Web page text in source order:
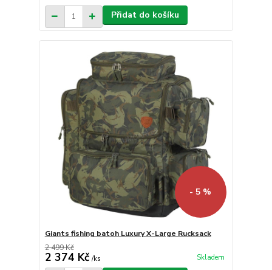
Přidat do košíku
- 5 %
Giants fishing batoh Luxury X-Large Rucksack
2 499 Kč
2 374 Kč /ks Skladem